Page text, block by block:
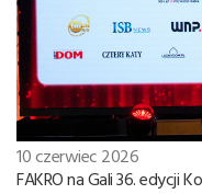
10 czerwiec 2026
FAKRO na Gali 36. edycji